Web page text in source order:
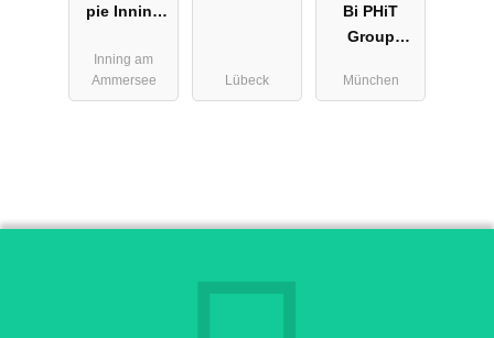
pie Inning
es Training
Inning am
Ammersee
Lübeck
Bi PHiT
Group
Studio
München